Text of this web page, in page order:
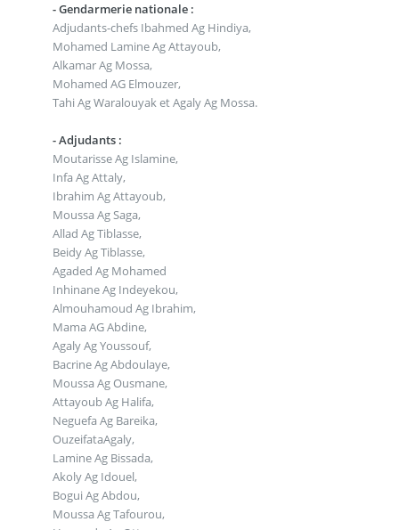
- Gendarmerie nationale :
Adjudants-chefs Ibahmed Ag Hindiya,
Mohamed Lamine Ag Attayoub,
Alkamar Ag Mossa,
Mohamed AG Elmouzer,
Tahi Ag Waralouyak et Agaly Ag Mossa.
- Adjudants :
Moutarisse Ag Islamine,
Infa Ag Attaly,
Ibrahim Ag Attayoub,
Moussa Ag Saga,
Allad Ag Tiblasse,
Beidy Ag Tiblasse,
Agaded Ag Mohamed
Inhinane Ag Indeyekou,
Almouhamoud Ag Ibrahim,
Mama AG Abdine,
Agaly Ag Youssouf,
Bacrine Ag Abdoulaye,
Moussa Ag Ousmane,
Attayoub Ag Halifa,
Neguefa Ag Bareika,
OuzeifataAgaly,
Lamine Ag Bissada,
Akoly Ag Idouel,
Bogui Ag Abdou,
Moussa Ag Tafourou,